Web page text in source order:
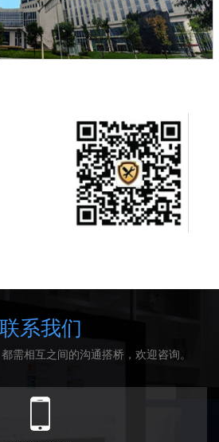
联系我们
需相互之间的沟通搭桥，欢迎咨询。